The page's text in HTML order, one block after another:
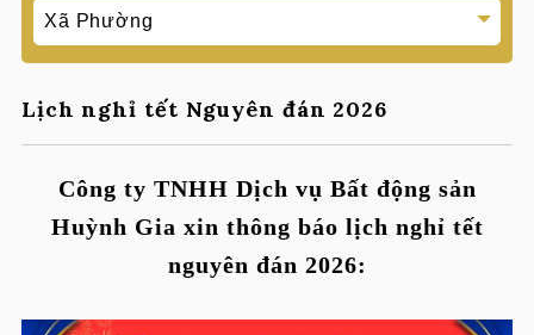
Lịch nghỉ tết Nguyên đán 2026
Công ty TNHH Dịch vụ Bất động sản
Huỳnh Gia xin thông báo lịch nghỉ tết
nguyên đán 2026: